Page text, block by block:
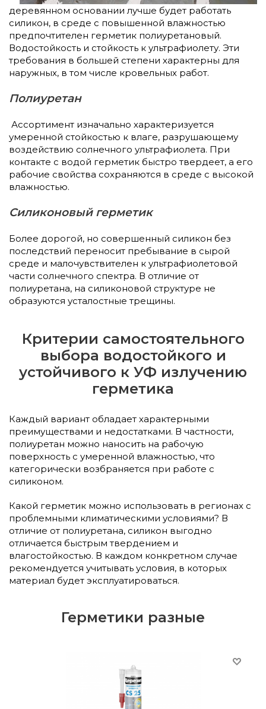
деревянном основании лучше будет работать
силикон, в среде с повышенной влажностью
предпочтителен герметик полиуретановый.
Водостойкость и стойкость к ультрафиолету. Эти
требования в большей степени характерны для
наружных, в том числе кровельных работ.
Полиуретан
Ассортимент изначально характеризуется
умеренной стойкостью к влаге, разрушающему
воздействию солнечного ультрафиолета. При
контакте с водой герметик быстро твердеет, а его
рабочие свойства сохраняются в среде с высокой
влажностью.
Силиконовый герметик
Более дорогой, но совершенный силикон без
последствий переносит пребывание в сырой
среде и малочувствителен к ультрафиолетовой
части солнечного спектра. В отличие от
полиуретана, на силиконовой структуре не
образуются усталостные трещины.
Критерии самостоятельного
выбора водостойкого и
устойчивого к УФ излучению
герметика
Каждый вариант обладает характерными
преимуществами и недостатками. В частности,
полиуретан можно наносить на рабочую
поверхность с умеренной влажностью, что
категорически возбраняется при работе с
силиконом.
Какой герметик можно использовать в регионах с
проблемными климатическими условиями? В
отличие от полиуретана, силикон выгодно
отличается быстрым твердением и
влагостойкостью. В каждом конкретном случае
рекомендуется учитывать условия, в которых
материал будет эксплуатироваться.
Герметики разные